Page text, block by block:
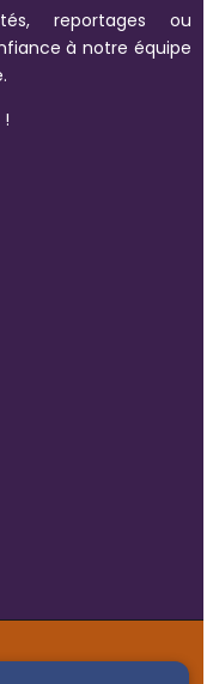
reportages ou
à notre équipe